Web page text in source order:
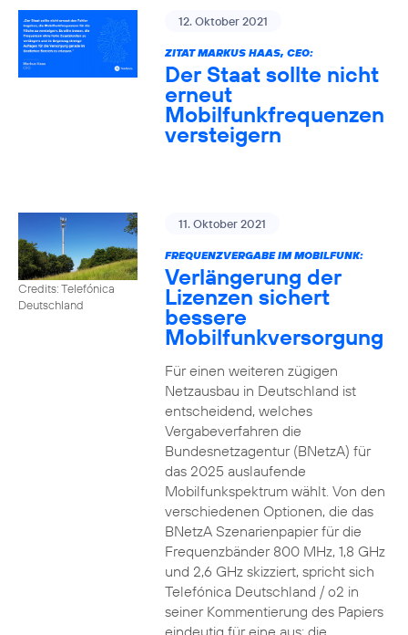
12. Oktober 2021
ZITAT MARKUS HAAS, CEO:
Der Staat sollte nicht
erneut
Mobilfunkfrequenzen
versteigern
Credits: Telefónica
Deutschland
11. Oktober 2021
FREQUENZVERGABE IM MOBILFUNK:
Verlängerung der
Lizenzen sichert
bessere
Mobilfunkversorgung
Für einen weiteren zügigen
Netzausbau in Deutschland ist
entscheidend, welches
Vergabeverfahren die
Bundesnetzagentur (BNetzA) für
das 2025 auslaufende
Mobilfunkspektrum wählt. Von den
verschiedenen Optionen, die das
BNetzA Szenarienpapier für die
Frequenzbänder 800 MHz, 1,8 GHz
und 2,6 GHz skizziert, spricht sich
Telefónica Deutschland / o2 in
seiner Kommentierung des Papiers
eindeutig für eine aus: die